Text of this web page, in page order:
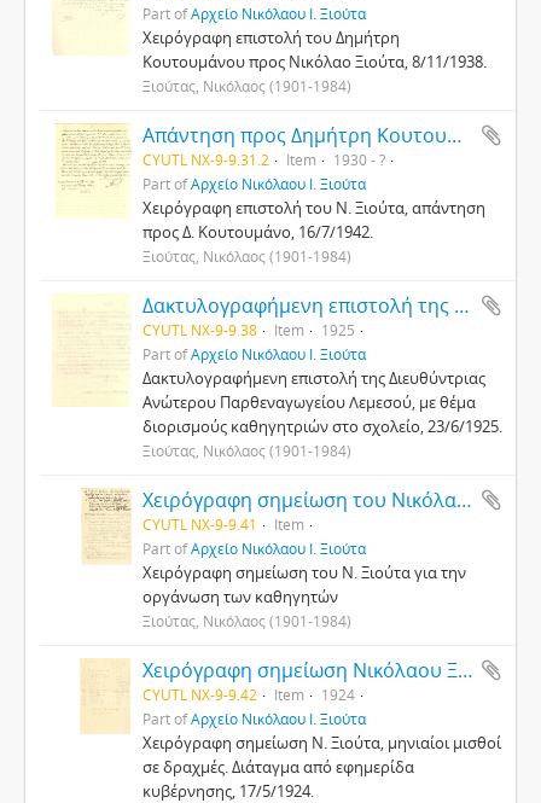
Part ofΑρχείο Νικόλαου Ι. Ξιούτα
Χειρόγραφη επιστολή του Δημήτρη
Κουτουμάνου προς Νικόλαο Ξιούτα, 8/11/1938.
Ξιούτας, Νικόλαος (1901-1984)
Απάντηση προς Δημήτρη Κουτουμάνο από Νικόλαο Ξιούτα
CYUTL NX-9-9.31.2 Item
1930 - ?
Part ofΑρχείο Νικόλαου Ι. Ξιούτα
Χειρόγραφη επιστολή του Ν. Ξιούτα, απάντηση
προς Δ. Κουτουμάνο, 16/7/1942.
Ξιούτας, Νικόλαος (1901-1984)
Δακτυλογραφήμενη επιστολή της Διευθύντριας Ανώτερου Παρθεναγωγείου Λεμεσού
CYUTL NX-9-9.38 Item
1925
Part ofΑρχείο Νικόλαου Ι. Ξιούτα
Δακτυλογραφήμενη επιστολή της Διευθύντριας
Ανώτερου Παρθεναγωγείου Λεμεσού, με θέμα
διορισμούς καθηγητριών στο σχολείο, 23/6/1925.
Ξιούτας, Νικόλαος (1901-1984)
Χειρόγραφη σημείωση του Νικόλαου Ξιούτα για την οργάνωση των καθηγητών Κύπρου
CYUTL NX-9-9.41
Item
Part ofΑρχείο Νικόλαου Ι. Ξιούτα
Χειρόγραφη σημείωση του Ν. Ξιούτα για την
οργάνωση των καθηγητών
Ξιούτας, Νικόλαος (1901-1984)
Χειρόγραφη σημείωση Νικόλαου Ξιούτα για μηνιαίους μισθούς σε δραχμές
CYUTL NX-9-9.42 Item
1924
Part ofΑρχείο Νικόλαου Ι. Ξιούτα
Χειρόγραφη σημείωση Ν. Ξιούτα, μηνιαίοι μισθοί
σε δραχμές. Διάταγμα από εφημερίδα
κυβέρνησης, 17/5/1924.